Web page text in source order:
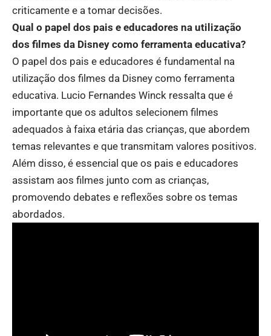
criticamente e a tomar decisões.
Qual o papel dos pais e educadores na utilização
dos filmes da Disney como ferramenta educativa?
O papel dos pais e educadores é fundamental na
utilização dos filmes da Disney como ferramenta
educativa. Lucio Fernandes Winck ressalta que é
importante que os adultos selecionem filmes
adequados à faixa etária das crianças, que abordem
temas relevantes e que transmitam valores positivos.
Além disso, é essencial que os pais e educadores
assistam aos filmes junto com as crianças,
promovendo debates e reflexões sobre os temas
abordados.